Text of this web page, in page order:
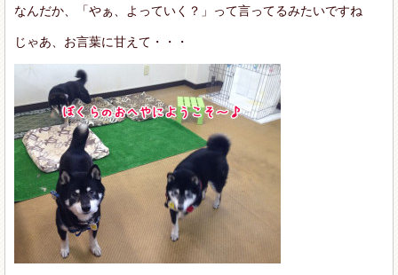
なんだか、「やぁ、よっていく？」って言ってるみたいですね
じゃあ、お言葉に甘えて・・・